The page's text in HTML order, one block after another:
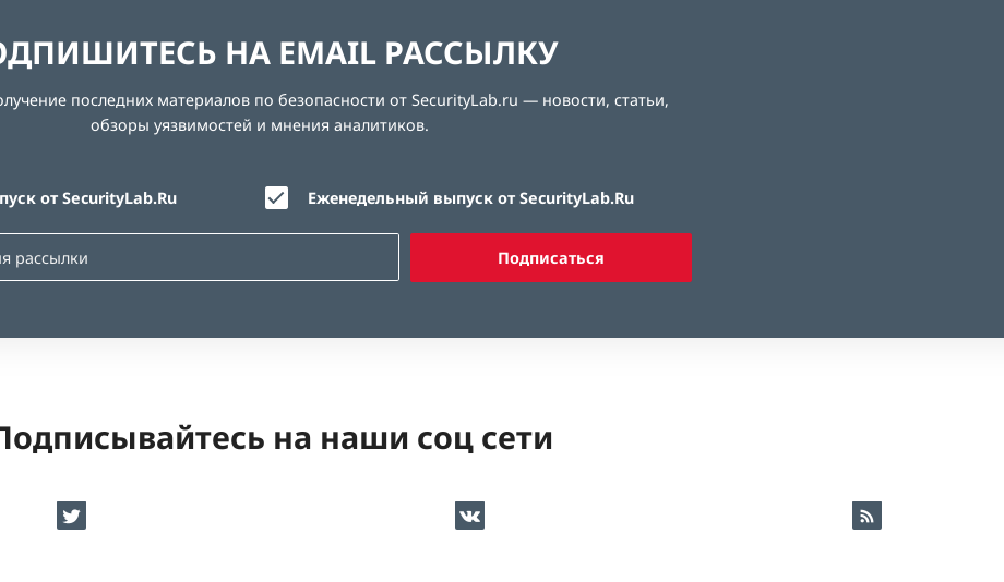
НА EMAIL РАССЫЛКУ
последних материалов по безопасности от SecurityLab.ru — новости, статьи,
обзоры уязвимостей и мнения аналитиков.
от SecurityLab.Ru Еженедельный выпуск от SecurityLab.Ru
Подписаться
на наши соц сети